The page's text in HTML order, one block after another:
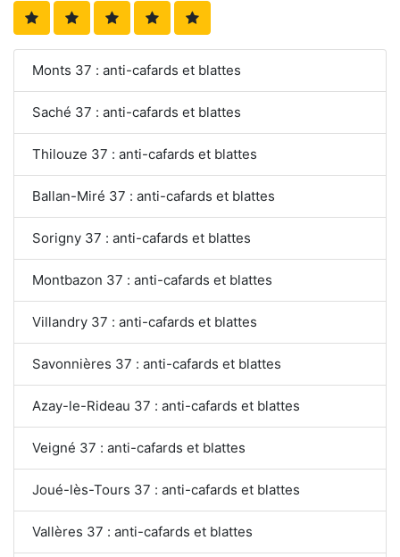
Monts 37 : anti-cafards et blattes
Saché 37 : anti-cafards et blattes
Thilouze 37 : anti-cafards et blattes
Ballan-Miré 37 : anti-cafards et blattes
Sorigny 37 : anti-cafards et blattes
Montbazon 37 : anti-cafards et blattes
Villandry 37 : anti-cafards et blattes
Savonnières 37 : anti-cafards et blattes
Azay-le-Rideau 37 : anti-cafards et blattes
Veigné 37 : anti-cafards et blattes
Joué-lès-Tours 37 : anti-cafards et blattes
Vallères 37 : anti-cafards et blattes